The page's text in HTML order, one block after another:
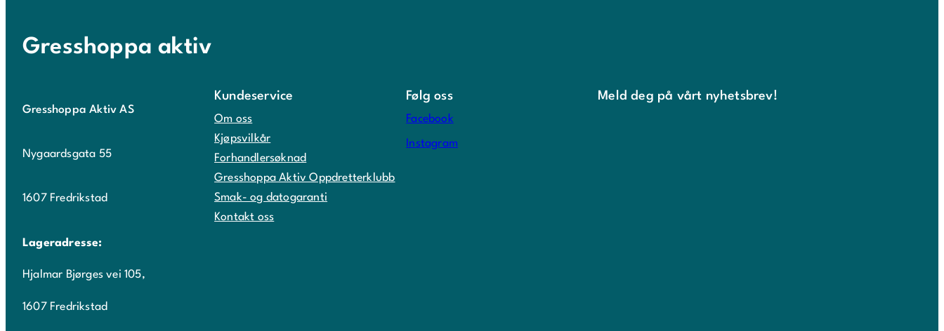
Gresshoppa aktiv
Gresshoppa Aktiv AS
Nygaardsgata 55
1607 Fredrikstad
Lageradresse:
Hjalmar Bjørges vei 105,
1607 Fredrikstad
Kundeservice
Om oss
Kjøpsvilkår
Forhandlersøknad
Gresshoppa Aktiv Oppdretterklubb
Smak- og datogaranti
Kontakt oss
Følg oss
Facebook
Instagram
Meld deg på vårt nyhetsbrev!